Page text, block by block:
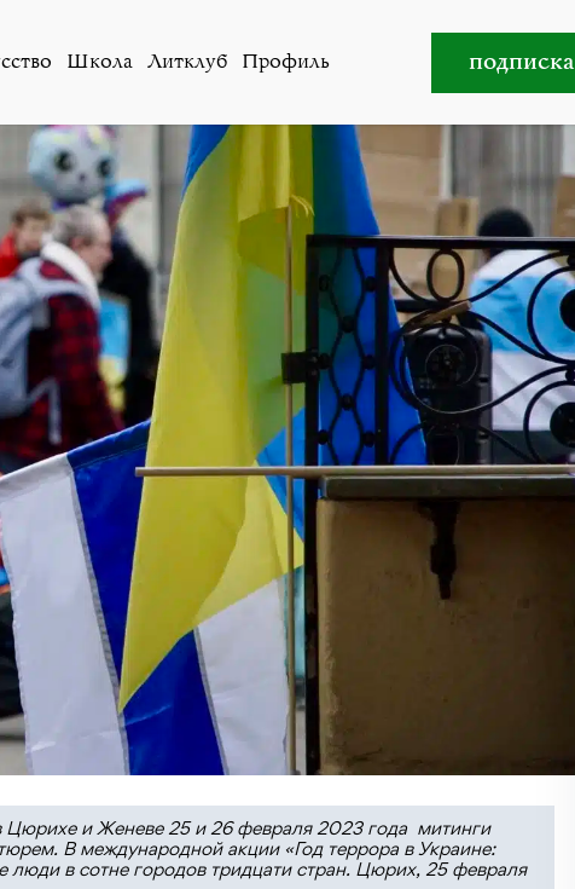
Школа Литклуб Профиль подписка
Керим Волковыский. Считанные дни
и Женеве 25 и 26 февраля 2023 года митинги
В международной акции «Год террора в Украине:
люди в сотне городов тридцати стран. Цюрих, 25 февраля